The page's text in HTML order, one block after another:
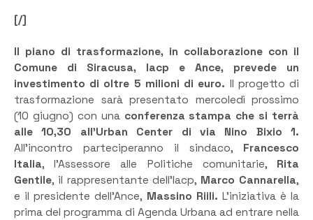
[/]
Il piano di trasformazione, in collaborazione con il
Comune di Siracusa, Iacp e Ance, prevede un
investimento di oltre 5 milioni di euro. Il progetto di
trasformazione sarà presentato mercoledì prossimo
(10 giugno) con una conferenza stampa che si terrà
alle 10,30 all’Urban Center di via Nino Bixio 1.
All’incontro parteciperanno il sindaco, Francesco
Italia, l’Assessore alle Politiche comunitarie, Rita
Gentile, il rappresentante dell’Iacp, Marco Cannarella,
e il presidente dell’Ance, Massino Riili. L’iniziativa è la
prima del programma di Agenda Urbana ad entrare nella